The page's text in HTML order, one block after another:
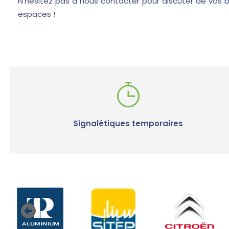
espaces !
Signalétiques temporaires